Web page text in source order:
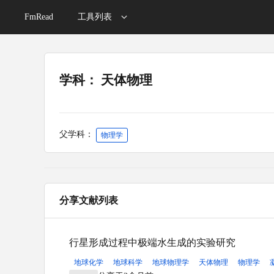
FmRead 工具列表
学科： 天体物理
父学科： 物理学
分享文献列表
行星形成过程中极端水生成的实验研究
地球化学 地球科学 地球物理学 天体物理 物理学